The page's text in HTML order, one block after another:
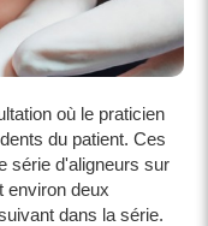
où le praticien
du patient. Ces
série d'aligneurs sur
environ deux
dans la série.